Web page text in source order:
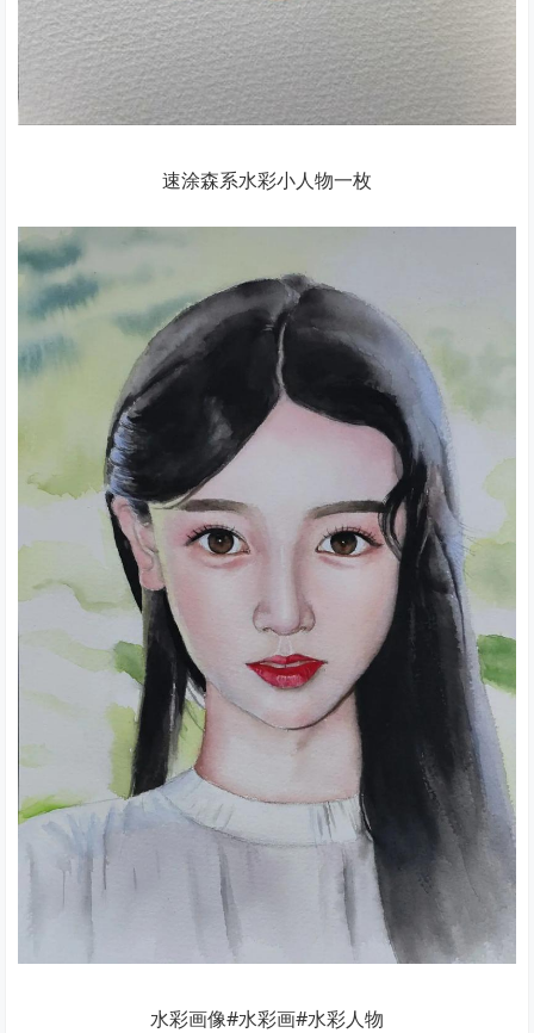
速涂森系水彩小人物一枚
水彩画像#水彩画#水彩人物